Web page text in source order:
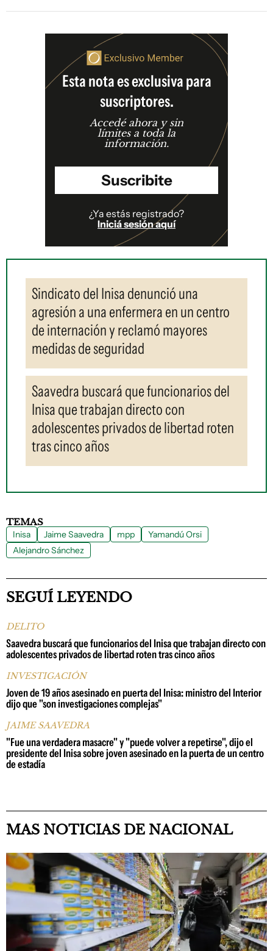
Esta nota es exclusiva para
suscriptores.
Accedé ahora y sin
límites a toda la
información.
Suscribite
¿Ya estás registrado?
Iniciá sesión aquí
Sindicato del Inisa denunció una
agresión a una enfermera en un centro
de internación y reclamó mayores
medidas de seguridad
Saavedra buscará que funcionarios del
Inisa que trabajan directo con
adolescentes privados de libertad roten
tras cinco años
TEMAS
Inisa Jaime Saavedra mpp
Yamandú Orsi
Alejandro Sánchez
SEGUÍ LEYENDO
DELITO
Saavedra buscará que funcionarios del Inisa que trabajan directo con
adolescentes privados de libertad roten tras cinco años
INVESTIGACIÓN
Joven de 19 años asesinado en puerta del Inisa: ministro del Interior
dijo que "son investigaciones complejas"
JAIME SAAVEDRA
"Fue una verdadera masacre" y "puede volver a repetirse", dijo el
presidente del Inisa sobre joven asesinado en la puerta de un centro
de estadía
MAS NOTICIAS DE NACIONAL